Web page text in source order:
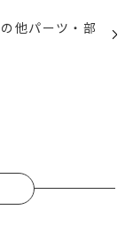
他パーツ・部